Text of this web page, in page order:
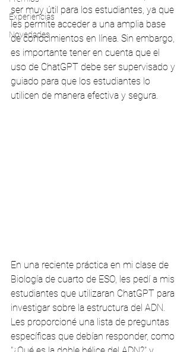
Experiencias
Novedades
ser muy útil para los estudiantes, ya que
les permite acceder a una amplia base
de conocimientos en línea. Sin embargo,
es importante tener en cuenta que el
uso de ChatGPT debe ser supervisado y
guiado para que los estudiantes lo
utilicen de manera efectiva y segura.
En una reciente práctica en mi clase de
Biología de cuarto de ESO, les pedí a mis
estudiantes que utilizaran ChatGPT para
investigar sobre la estructura del ADN.
Les proporcioné una lista de preguntas
específicas que debían responder, como